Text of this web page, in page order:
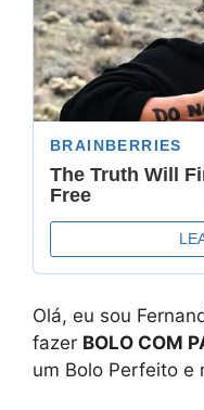
Olá, eu sou
fazer BOLO COM
um Bolo Perfeito e